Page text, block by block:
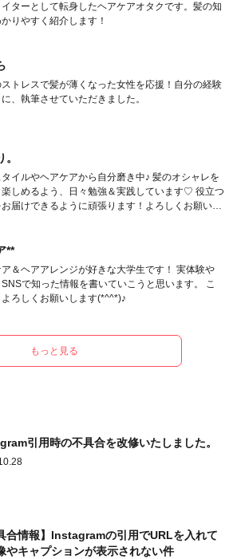
ターとして転身したヘアケアオタクです。髪の知
りやすく紹介します！
ストレスで髪が薄くなった女性を応援！自分の経験
、執筆させていただきました。
イルやヘアケアから自分磨き中♪ 髪のオシャレを
楽しめるよう、日々勉強＆実践しています♡ 役立つ
届けできるように頑張ります！よろしくお願いし
**
＆ヘアアレンジが好きな大学生です！ 実体験や
で知った情報を書いていこうと思います。 こ
ろしくお願いします(*^^*)♪
もっと見る
引用時の不具合を改修いたしました。
合情報】Instagramの引用でURLを入れて
やキャプションが表示されない件